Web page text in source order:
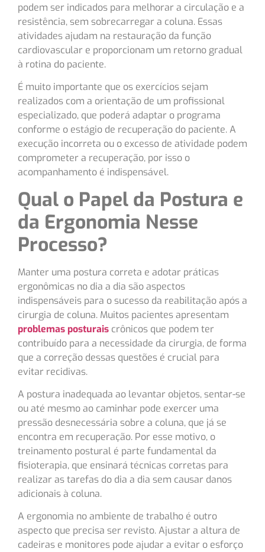
podem ser indicados para melhorar a circulação e a
resistência, sem sobrecarregar a coluna. Essas
atividades ajudam na restauração da função
cardiovascular e proporcionam um retorno gradual
à rotina do paciente.
É muito importante que os exercícios sejam
realizados com a orientação de um profissional
especializado, que poderá adaptar o programa
conforme o estágio de recuperação do paciente. A
execução incorreta ou o excesso de atividade podem
comprometer a recuperação, por isso o
acompanhamento é indispensável.
Qual o Papel da Postura e
da Ergonomia Nesse
Processo?
Manter uma postura correta e adotar práticas
ergonômicas no dia a dia são aspectos
indispensáveis para o sucesso da reabilitação após a
cirurgia de coluna. Muitos pacientes apresentam
problemas posturais crônicos que podem ter
contribuído para a necessidade da cirurgia, de forma
que a correção dessas questões é crucial para
evitar recidivas.
A postura inadequada ao levantar objetos, sentar-se
ou até mesmo ao caminhar pode exercer uma
pressão desnecessária sobre a coluna, que já se
encontra em recuperação. Por esse motivo, o
treinamento postural é parte fundamental da
fisioterapia, que ensinará técnicas corretas para
realizar as tarefas do dia a dia sem causar danos
adicionais à coluna.
A ergonomia no ambiente de trabalho é outro
aspecto que precisa ser revisto. Ajustar a altura de
cadeiras e monitores pode ajudar a evitar o esforço